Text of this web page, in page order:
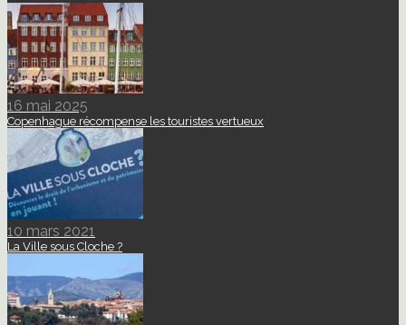
16 mai 2025
Copenhague récompense les touristes vertueux
10 mars 2021
La Ville sous Cloche ?